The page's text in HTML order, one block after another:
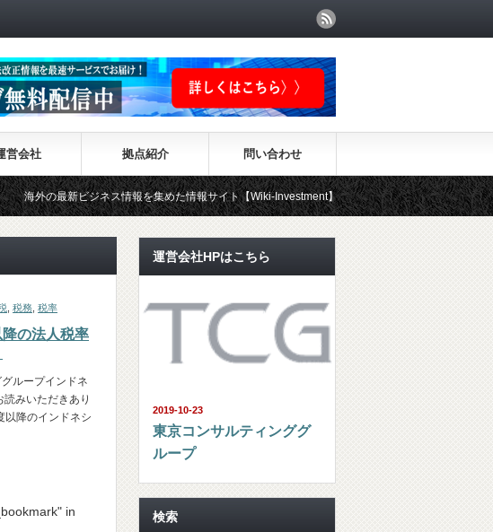
営会社 拠点紹介 問い合わせ
の最新ビジネス情報を集めた情報サイト【Wiki-Investment】はこちらから！！
税務 税率
の法人税率
ループインドネ
みいただきあり
以降のインドネシ
in
運営会社HPはこちら
2019-10-23
東京コンサルティンググ
ループ
検索